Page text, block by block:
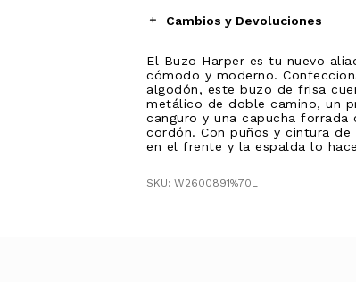
Cambios y Devoluciones
El Buzo Harper es tu nuevo
cómodo y moderno.
algodón, este buzo de frisa
metálico de doble camino, un
canguro y una capucha forrada
cordón. Con puños y cintura
en el frente y la espalda lo
SKU: W2600891%70L